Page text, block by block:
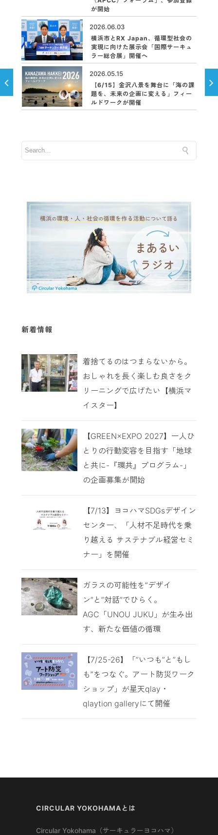
が開始
2026.06.03
横浜市とRX Japan、循環型社会の
実現に向けた展示会「国際サーキュ
ラー総合展」開催へ
2026.05.15
【6/15】金沢八景を舞台に「海の課
題を、未来の企画に変える」フィー
ルドワークが開催
新着情報
着捨てるのはつまらないから。
おしゃれを長く楽しむ良さをク
リーニングで広げたい【横浜マ
イスター】
【GREEN×EXPO 2027】一人ひ
とりの行動変容を目指す「地球
と共に-『環共』プログラム-」
の企画募集が開始
【7/13】ヨコハマSDGsデザイン
センター、「人材不足時代を乗
り越える サステナブル経営セミ
ナー」を開催
ガラスの可能性を”デザイ
ン”と”対話”でひらく。
AGC「UNOU JUKU」が生み出
す、新たな価値の循環
【7/25-26】「”いつも”と”もし
も”をつなぐ。アート防災ワーク
ショップ」が星天qlay・
qlaytion galleryにて開催
CIRCULAR YOKOHAMAとは
Circular Yokohama（サーキュラーヨコハマ）